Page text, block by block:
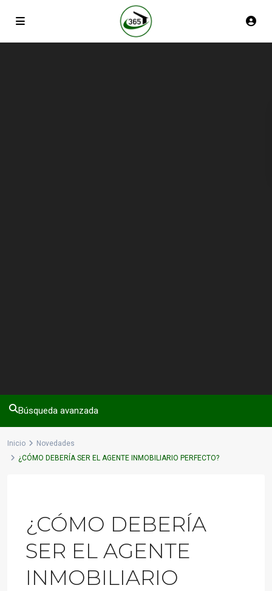
Búsqueda avanzada
Inicio
Novedades
¿CÓMO DEBERÍA SER EL AGENTE INMOBILIARIO PERFECTO?
¿CÓMO DEBERÍA
SER EL AGENTE
INMOBILIARIO